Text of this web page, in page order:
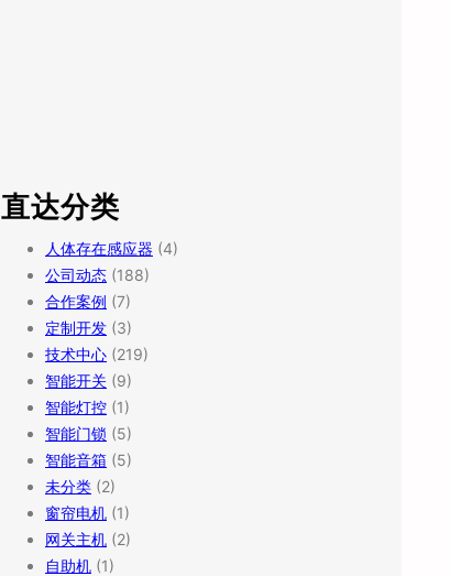
直达分类
人体存在感应器 (4)
公司动态 (188)
合作案例 (7)
定制开发 (3)
技术中心 (219)
智能开关 (9)
智能灯控 (1)
智能门锁 (5)
智能音箱 (5)
未分类 (2)
窗帘电机 (1)
网关主机 (2)
自助机 (1)